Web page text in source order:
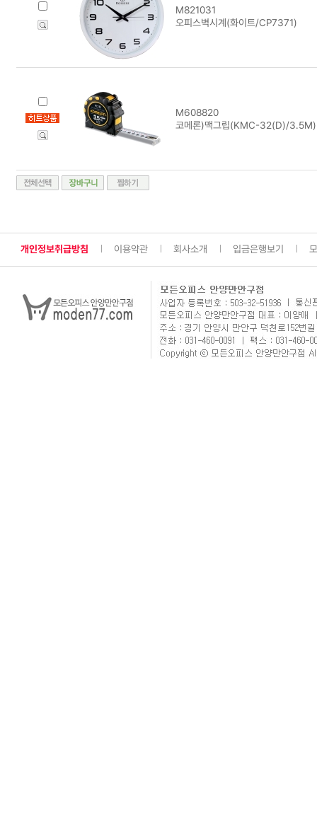
M821031
오피스벽시계(화이트/CP7371)
M608820
코메론)맥그립(KMC-32(D)/3.5M)
개인정보취급방침 이용약관 회사소개 입금은행보기